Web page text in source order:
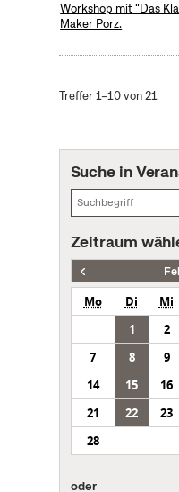
Workshop mit "Das
Maker Porz.
Treffer 1–10 von 21
Suche in
Zeitraum
Mo Di Mi
1
2
7
8 9
14
15 16
21
22 23
28
oder